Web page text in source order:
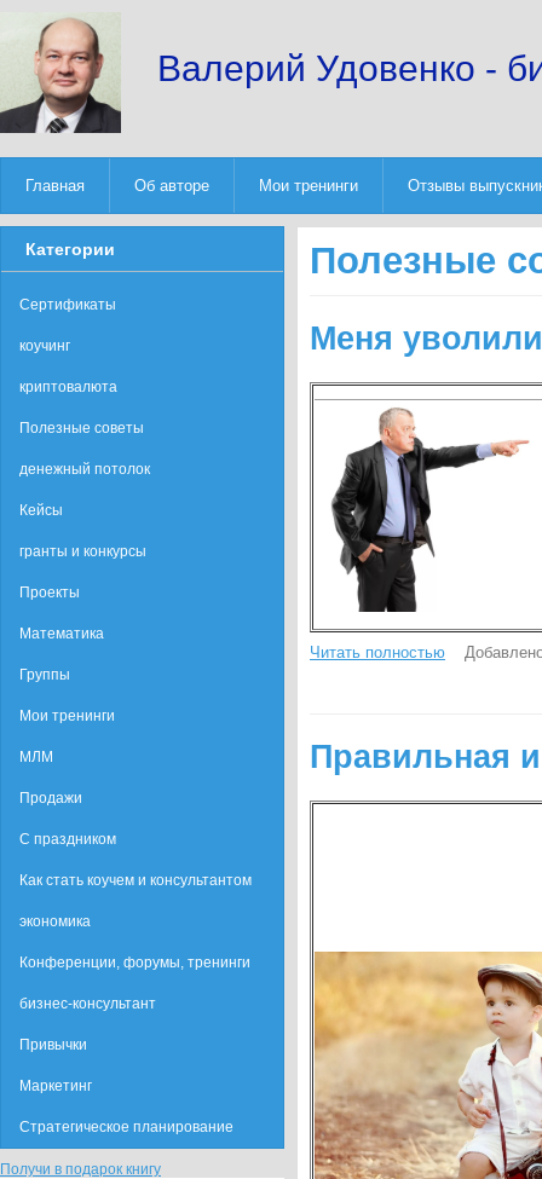
Валерий Удовенко -
Главная Об авторе Мои тренинги Отзывы
Полезные
Меня
Читать полностью
Правильная
Категории
Сертификаты
коучинг
криптовалюта
Полезные советы
денежный потолок
Кейсы
гранты и конкурсы
Проекты
Математика
Группы
Мои тренинги
МЛМ
Продажи
С праздником
Как стать коучем и консультантом
экономика
Конференции, форумы, тренинги
бизнес-консультант
Привычки
Маркетинг
Стратегическое планирование
Получи в подарок книгу